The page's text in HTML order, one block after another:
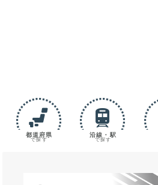
都道府県
で探す
沿線・駅
で探す